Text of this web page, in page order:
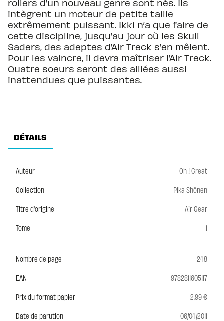
rollers d’un nouveau genre sont nés. Ils
intègrent un moteur de petite taille
extrêmement puissant. Ikki n’a que faire de
cette discipline, jusqu’au jour où les Skull
Saders, des adeptes d’Air Treck s’en mêlent.
Pour les vaincre, il devra maîtriser l’Air Treck.
Quatre soeurs seront des alliées aussi
inattendues que puissantes.
DÉTAILS
Auteur
Oh ! Great
Collection
Pika Shônen
Titre d'origine
Air Gear
Tome
1
Nombre de page
248
EAN
9782811605117
Prix du format papier
2,99 €
Date de parution
06/04/2011